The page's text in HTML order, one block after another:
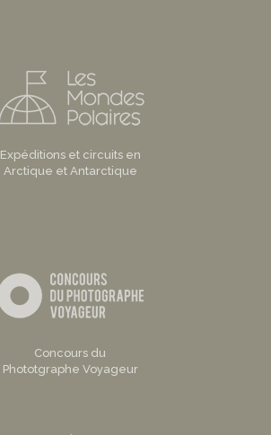
Expéditions et circuits en
Arctique et Antarctique
Concours du
Phototgraphe Voyageur